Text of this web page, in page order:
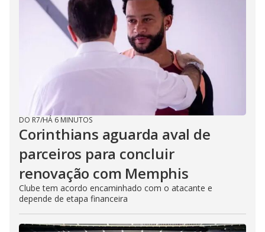
DO R7/HÁ 6 MINUTOS
Corinthians aguarda aval de
parceiros para concluir
renovação com Memphis
Clube tem acordo encaminhado com o atacante e
depende de etapa financeira